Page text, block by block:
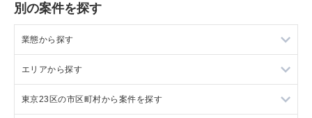
別の案件を探す
業態から探す
ラーメンの居抜き売却物件の案件一覧
フランス料理の居抜き売却物件の案件一覧
エリアから探す
東京23区の飲食店の居抜き売却物件の案件一覧
東京23区の市区町村から案件を探す